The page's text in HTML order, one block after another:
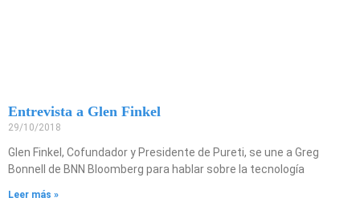
Entrevista a Glen Finkel
29/10/2018
Glen Finkel, Cofundador y Presidente de Pureti, se une a Greg
Bonnell de BNN Bloomberg para hablar sobre la tecnología
Leer más »